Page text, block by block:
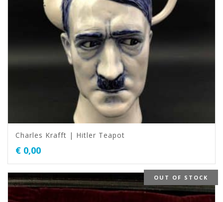
Charles Krafft | Hitler Teapot
€ 0,00
OUT OF STOCK